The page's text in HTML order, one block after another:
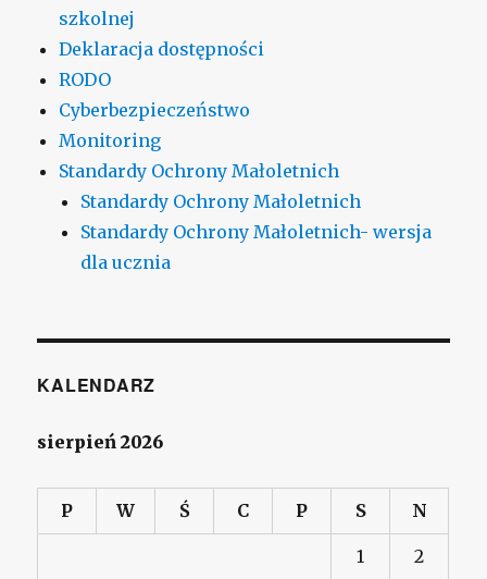
szkolnej
Deklaracja dostępności
RODO
Cyberbezpieczeństwo
Monitoring
Standardy Ochrony Małoletnich
Standardy Ochrony Małoletnich
Standardy Ochrony Małoletnich- wersja
dla ucznia
KALENDARZ
sierpień 2026
P W Ś C P S N
1 2